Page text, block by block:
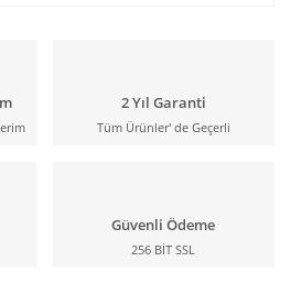
2 Yıl Garanti
Tüm Ürünler' de Geçerli
Güvenli Ödeme
256 BİT SSL